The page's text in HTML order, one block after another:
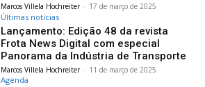
Marcos Villela Hochreiter - 17 de março de 2025
Últimas notícias
Lançamento: Edição 48 da revista
Frota News Digital com especial
Panorama da Indústria de Transporte
Marcos Villela Hochreiter - 11 de março de 2025
Agenda